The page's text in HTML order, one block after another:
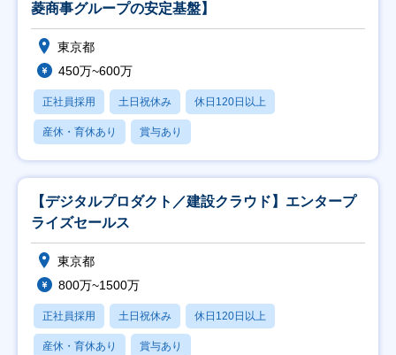
菱商事グループの安定基盤】
東京都
450万~600万
正社員採用 土日祝休み 休日120日以上
産休・育休あり 賞与あり
【デジタルプロダクト／建設クラウド】エンタープ
ライズセールス
東京都
800万~1500万
正社員採用 土日祝休み 休日120日以上
産休・育休あり 賞与あり